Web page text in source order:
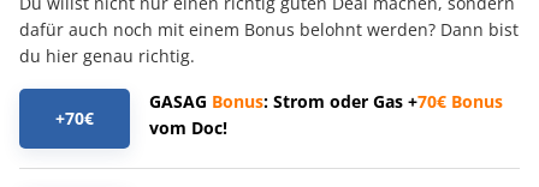
dafür auch noch mit einem Bonus belohnt werden? Dann bist
du hier genau richtig.
+70€
GASAG Bonus: Strom oder Gas +70€ Bonus
vom Doc!